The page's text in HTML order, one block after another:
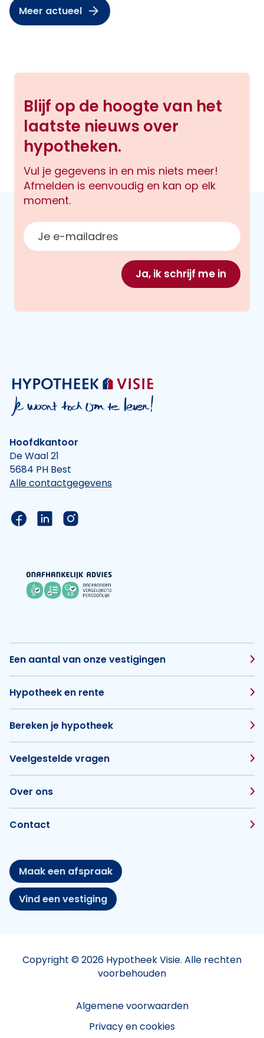
Meer actueel
Blijf op de hoogte van het
laatste nieuws over
hypotheken.
Vul je gegevens in en mis niets meer!
Afmelden is eenvoudig en kan op elk
moment.
E-mailadres
Ja, ik schrijf me in
Hoofdkantoor
De Waal 21
5684 PH Best
Alle contactgegevens
Link naar de Facebook pagina van Hypotheek
Link naar de LinkedIn pagina van
Link naar de Instagram pagina van
Een aantal van onze vestigingen
Hypotheek en rente
Bereken je hypotheek
Veelgestelde vragen
Over ons
Contact
Maak een afspraak
Vind een vestiging
Copyright © 2026 Hypotheek Visie. Alle rechten
voorbehouden
Algemene voorwaarden
Privacy en cookies